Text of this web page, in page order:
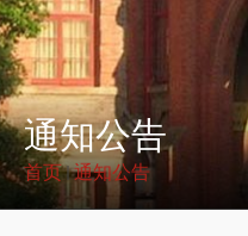
通知公告
首页 通知公告